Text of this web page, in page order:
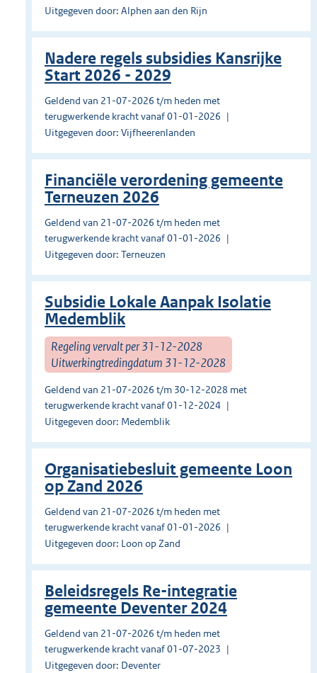
Uitgegeven door: Alphen aan den Rijn
Nadere regels subsidies Kansrijke
Start 2026 - 2029
Geldend van 21-07-2026 t/m heden met
terugwerkende kracht vanaf 01-01-2026
Uitgegeven door: Vijfheerenlanden
Financiële verordening gemeente
Terneuzen 2026
Geldend van 21-07-2026 t/m heden met
terugwerkende kracht vanaf 01-01-2026
Uitgegeven door: Terneuzen
Subsidie Lokale Aanpak Isolatie
Medemblik
Regeling vervalt per 31-12-2028
Uitwerkingtredingdatum 31-12-2028
Geldend van 21-07-2026 t/m 30-12-2028 met
terugwerkende kracht vanaf 01-12-2024
Uitgegeven door: Medemblik
Organisatiebesluit gemeente Loon
op Zand 2026
Geldend van 21-07-2026 t/m heden met
terugwerkende kracht vanaf 01-01-2026
Uitgegeven door: Loon op Zand
Beleidsregels Re-integratie
gemeente Deventer 2024
Geldend van 21-07-2026 t/m heden met
terugwerkende kracht vanaf 01-07-2023
Uitgegeven door: Deventer